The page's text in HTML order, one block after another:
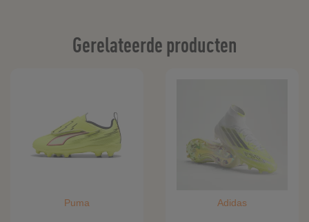
Gerelateerde producten
Puma Adidas